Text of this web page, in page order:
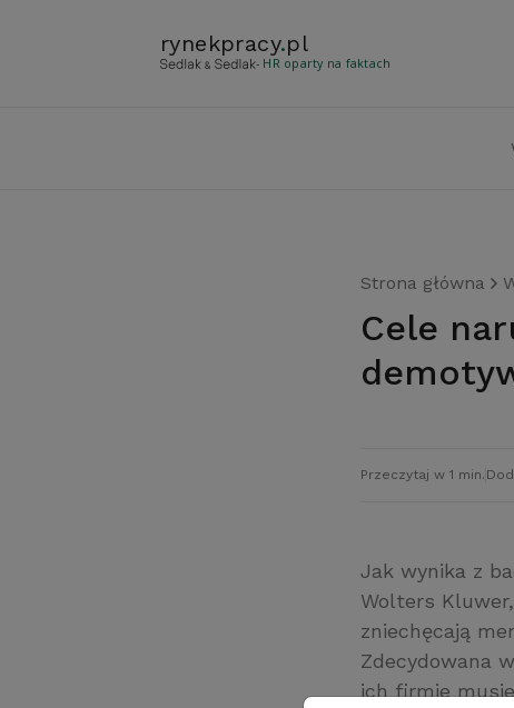
rynekpracy.pl
- HR oparty na faktach
Strona główna
Cele naruszające prawo to największy
Przeczytaj w 1 min.
Jak wynika z
Wolters
zniechęcają
Zdecydowana
ich firmie